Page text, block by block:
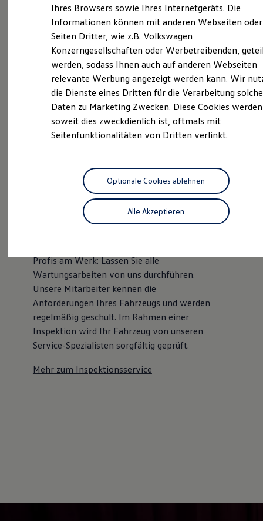
Digitales Bordbuch
Fahrerassistenz- und Sicherheitssysteme
Kontrollleuchten
Kurzfahrprofile und Ölverdünnung
Batterieverordnung
XTL-Dieselkraftstoff
Ersatzteile und Betriebsflüssigkeiten
Original Zubehör und Lifestyle Produkte
myVolkswagen
myVolkswagen Business
Elektrisch & Autonom
Unser Ansatz
Reichweitensimulator
Ladezeitensimulator
Ladelösungen für Privatkunden
Ladelösungen für Gewerbekunden
Wallbox und Ladekabel
Bidirektionales Laden
Fördermöglichkeiten für Gewerbekunden
Kostensimulator
Autonomes Fahren
Mehr zum ID. Buzz
Online Beratung
California Welt
California Club
California Magazin & Ratgeber
Vanlife
Ratgeber
California Reisen & Erlebnisse
UnsereService
Leistungen
Profis am Werk: Lassen Sie alle
Wartungsarbeiten von uns durchführen.
Unsere Mitarbeiter kennen die
Anforderungen Ihres Fahrzeugs und werden
regelmäßig geschult. Im Rahmen einer
Inspektion wird Ihr Fahrzeug von unseren
Service-Spezialisten sorgfältig geprüft.
Mehr zum Inspektionsservice
Ihres Browsers sowie Ihres Internetgeräts. Die
Informationen können mit anderen Webseiten oder
Seiten Dritter, wie z.B. Volkswagen
Konzerngesellschaften oder Werbetreibenden,
werden, sodass Ihnen auch auf anderen Webseiten
relevante Werbung angezeigt werden kann. Wir
die Dienste eines Dritten für die Verarbeitung
Daten zu Marketing Zwecken. Diese Cookies
soweit dies zweckdienlich ist, oftmals mit
Seitenfunktionalitäten von Dritten verlinkt.
Alle Akzeptieren
Optionale Cookies ablehnen